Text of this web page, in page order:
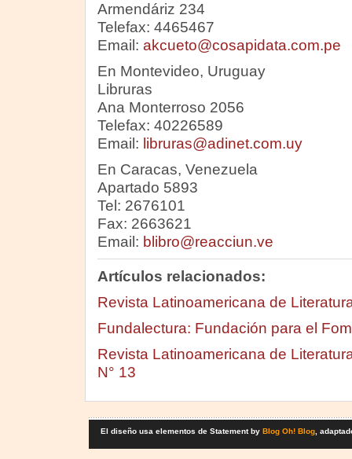
Armendáriz 234
Telefax: 4465467
Email: akcueto@cosapidata.com.pe
En Montevideo, Uruguay
Libruras
Ana Monterroso 2056
Telefax: 40226589
Email: libruras@adinet.com.uy
En Caracas, Venezuela
Apartado 5893
Tel: 2676101
Fax: 2663621
Email: blibro@reacciun.ve
Artículos relacionados:
Revista Latinoamericana de
Fundalectura: Fundación para el
Revista Latinoamericana de
N° 13
El diseño usa elementos de Statement by Blog Oh! Blog,